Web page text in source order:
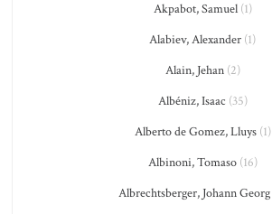
Akpabot, Samuel(1)
Alabiev, Alexander (1)
Alain, Jehan(2)
Albéniz, Isaac (35)
Alberto de Gomez, Lluys(1)
Albinoni, Tomaso(16)
Albrechtsberger, Johann Georg